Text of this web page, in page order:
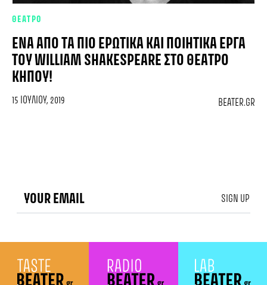
ΘΕΑΤΡΟ
ΈΝΑ ΑΠΌ ΤΑ ΠΙΟ ΕΡΩΤΙΚΆ ΚΑΙ ΠΟΙΗΤΙΚΆ ΈΡΓΑ
ΤΟΥ WILLIAM SHAKESPEARE ΣΤΟ ΘΈΑΤΡΟ
ΚΉΠΟΥ!
15 ΙΟΥΛΊΟΥ, 2019 BEATER.GR
SIGN UP